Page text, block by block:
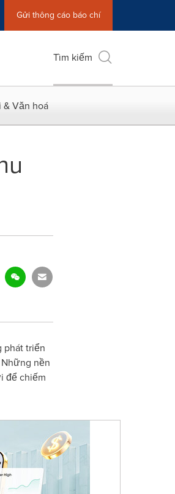
Gửi thông cáo báo chí
Tìm kiếm
Văn hoá
phát triển
nền
để chiếm